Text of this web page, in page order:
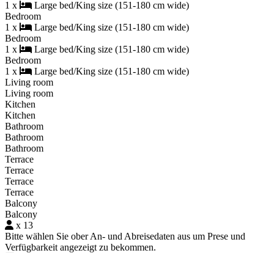
1 x
Large bed/King size (151-180 cm wide)
Bedroom
1 x
Large bed/King size (151-180 cm wide)
Bedroom
1 x
Large bed/King size (151-180 cm wide)
Bedroom
1 x
Large bed/King size (151-180 cm wide)
Living room
Living room
Kitchen
Kitchen
Bathroom
Bathroom
Bathroom
Terrace
Terrace
Terrace
Terrace
Balcony
Balcony
x 13
Bitte wählen Sie ober An- und Abreisedaten aus um Prese und
Verfügbarkeit angezeigt zu bekommen.